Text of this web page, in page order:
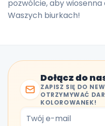
pozwólcie, aby wiosenna
Waszych biurkach!
Dołącz do
ZAPISZ SIĘ DO
OTRZYMYWAĆ
KOLOROWANEK!